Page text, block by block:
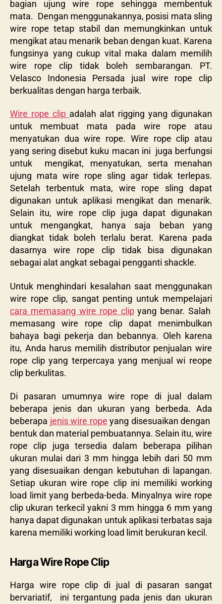
bagian ujung wire rope sehingga membentuk
mata. Dengan menggunakannya, posisi mata sling
wire rope tetap stabil dan memungkinkan untuk
mengikat atau menarik beban dengan kuat. Karena
fungsinya yang cukup vital maka dalam memilih
wire rope clip tidak boleh sembarangan. PT.
Velasco Indonesia Persada jual wire rope clip
berkualitas dengan harga terbaik.
Wire rope clip adalah alat rigging yang digunakan
untuk membuat mata pada wire rope atau
menyatukan dua wire rope. Wire rope clip atau
yang sering disebut kuku macan ini juga berfungsi
untuk mengikat, menyatukan, serta menahan
ujung mata wire rope sling agar tidak terlepas.
Setelah terbentuk mata, wire rope sling dapat
digunakan untuk aplikasi mengikat dan menarik.
Selain itu, wire rope clip juga dapat digunakan
untuk mengangkat, hanya saja beban yang
diangkat tidak boleh terlalu berat. Karena pada
dasarnya wire rope clip tidak bisa digunakan
sebagai alat angkat sebagai pengganti shackle.
Untuk menghindari kesalahan saat menggunakan
wire rope clip, sangat penting untuk mempelajari
cara memasang wire rope clipyang benar. Salah
memasang wire rope clip dapat menimbulkan
bahaya bagi pekerja dan bebannya. Oleh karena
itu, Anda harus memilih distributor penjualan wire
rope clip yang terpercaya yang menjual wi reope
clip berkulitas.
Di pasaran umumnya wire rope di jual dalam
beberapa jenis dan ukuran yang berbeda. Ada
beberapa jenis wire rope yang disesuaikan dengan
bentuk dan material pembuatannya. Selain itu, wire
rope clip juga tersedia dalam beberapa pilihan
ukuran mulai dari 3 mm hingga lebih dari 50 mm
yang disesuaikan dengan kebutuhan di lapangan.
Setiap ukuran wire rope clip ini memiliki working
load limit yang berbeda-beda. Minyalnya wire rope
clip ukuran terkecil yakni 3 mm hingga 6 mm yang
hanya dapat digunakan untuk aplikasi terbatas saja
karena memiliki working load limit berukuran kecil.
Harga Wire Rope Clip
Harga wire rope clip di jual di pasaran sangat
bervariatif, ini tergantung pada jenis dan ukuran